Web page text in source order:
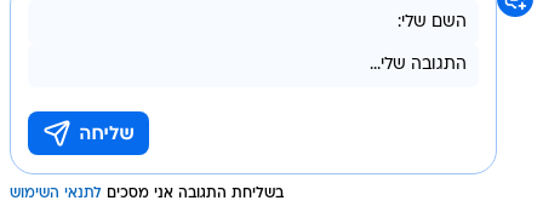
בשליחת התגובה אני מסכים לתנאי השימוש